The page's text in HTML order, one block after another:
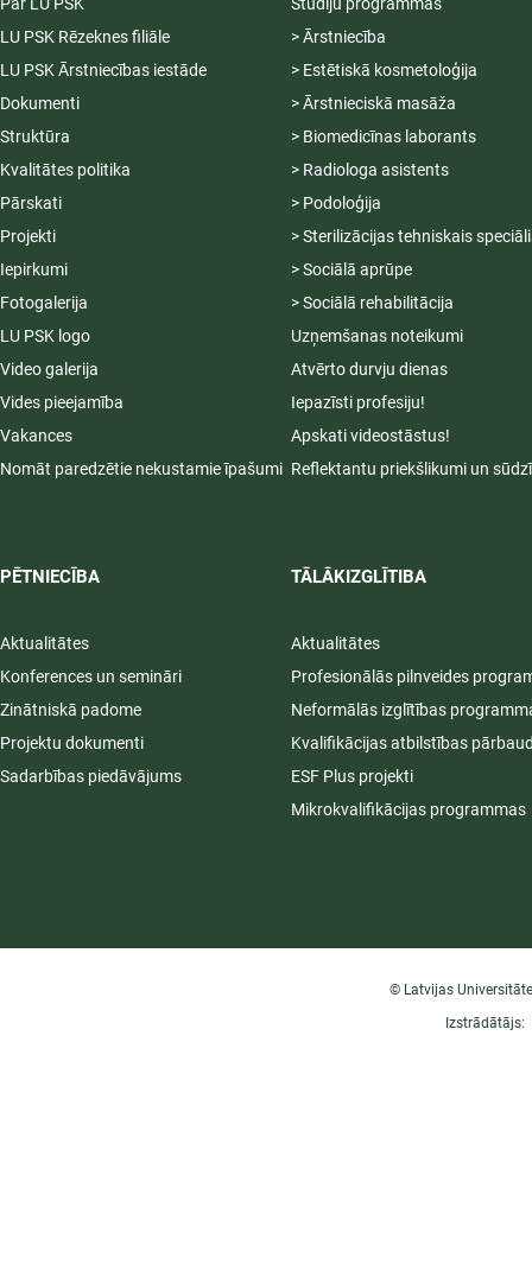
LU PSK Rēzeknes filiāle
LU PSK Ārstniecības iestāde
Dokumenti
Struktūra
Kvalitātes politika
Pārskati
Projekti
Iepirkumi
Fotogalerija
LU PSK logo
Video galerija
Vides pieejamība
Vakances
Nomāt paredzētie nekustamie īpašumi
PĒTNIECĪBA
Aktualitātes
Konferences un semināri
Zinātniskā padome
Projektu dokumenti
Sadarbības piedāvājums
> Ārstniecība
> Estētiskā kosmetoloģija
> Ārstnieciskā masāža
> Biomedicīnas laborants
> Radiologa asistents
> Podoloģija
> Sterilizācijas tehniskais
> Sociālā aprūpe
> Sociālā rehabilitācija
Uzņemšanas noteikumi
Atvērto durvju dienas
Iepazīsti profesiju!
Apskati videostāstus!
Reflektantu priekšlikumi un
TĀLĀKIZGLĪTIBA
Aktualitātes
Profesionālās pilnveides
Neformālās izglītības
Kvalifikācijas atbilstības
ESF Plus projekti
Mikrokvalifikācijas programmas
© Latvijas
Izstrādātājs: